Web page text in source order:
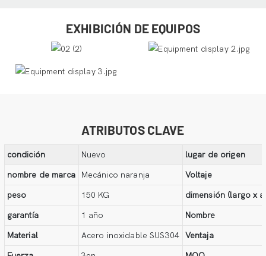
EXHIBICIÓN DE EQUIPOS
ATRIBUTOS CLAVE
condición Nuevo
lugar de origen
nombre de marca
Mecánico naranja
Voltaje
peso
150 KG
dimensión (largo x
garantía
1 año
Nombre
Material
Acero inoxidable SUS304 Ventaja